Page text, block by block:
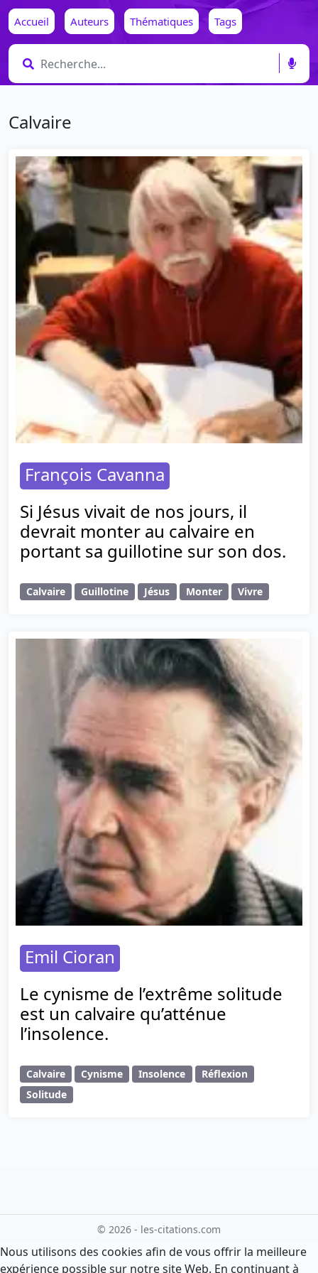
Accueil Auteurs Thématiques Tags
Calvaire
François Cavanna
Si Jésus vivait de nos jours, il
devrait monter au calvaire en
portant sa guillotine sur son dos.
Calvaire Guillotine Jésus Monter Vivre
Emil Cioran
Le cynisme de l’extrême solitude
est un calvaire qu’atténue
l’insolence.
Calvaire Cynisme Insolence
Réflexion
Solitude
© 2026 - les-citations.com
Nous utilisons des cookies afin de vous offrir la meilleure
expérience possible sur notre site Web. En continuant à